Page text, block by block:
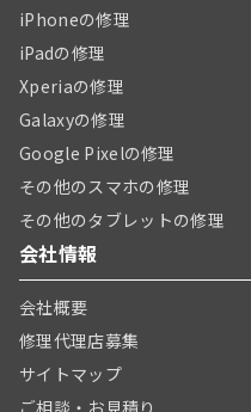
iPhoneの修理
iPadの修理
Xperiaの修理
Galaxyの修理
Google Pixelの修理
その他のスマホの修理
その他のタブレットの修理
会社情報
会社概要
修理代理店募集
サイトマップ